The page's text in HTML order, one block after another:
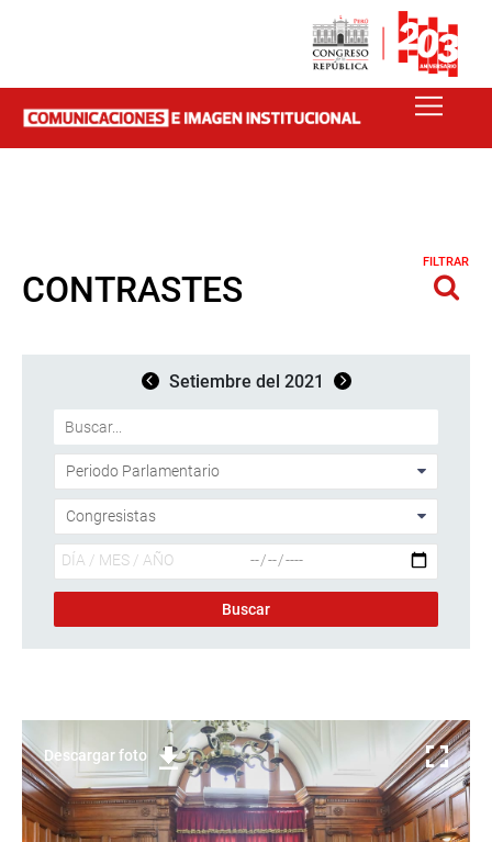
CONTRASTES
FILTRAR
Setiembre del 2021
Descargar foto